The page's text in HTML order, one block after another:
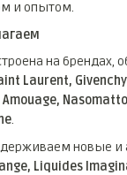
и опытом.
на брендах,
Laurent,
Amouage,
.
новые и
Liquides